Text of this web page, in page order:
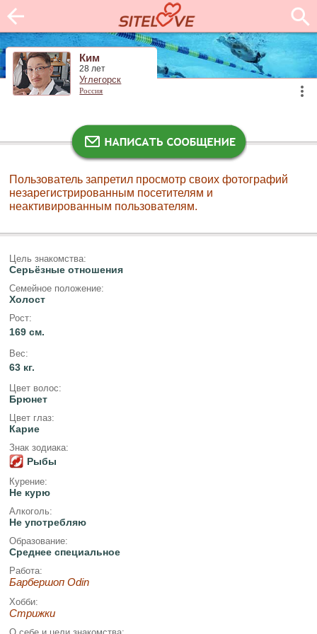
Ким
28 лет
Углегорск
Россия
Пользователь запретил просмотр своих фотографий
незарегистрированным посетителям и
неактивированным пользователям.
Цель знакомства:
Серьёзные отношения
Семейное положение:
Холост
Рост:
169 см.
Вес:
63 кг.
Цвет волос:
Брюнет
Цвет глаз:
Карие
Знак зодиака:
Рыбы
Курение:
Не курю
Алкоголь:
Не употребляю
Образование:
Среднее специальное
Работа:
Барбершоп Odin
Хобби:
Стрижки